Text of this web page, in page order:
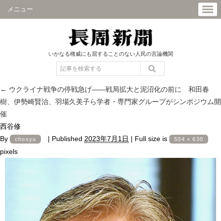
メニュー
いかなる権威にも屈することのない人民の言論機関
← ウクライナ戦争の停戦急げ――戦局拡大と泥沼化の前に 和田春
樹、伊勢崎賢治、羽場久美子ら学者・専門家グループがシンポジウム開
催
西谷修
By
chosyu | Published 2023年7月1日 | Full size is 504 × 630
pixels